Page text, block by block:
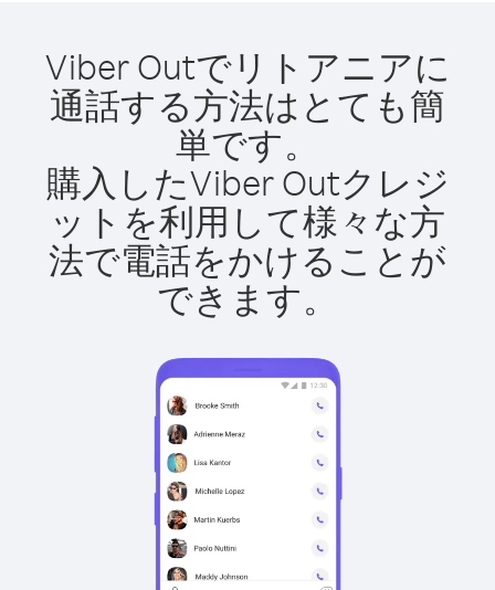
Viber Outでリトアニアに
通話する方法はとても簡
単です。
購入したViber Outクレジ
ットを利用して様々な方
法で電話をかけることが
できます。